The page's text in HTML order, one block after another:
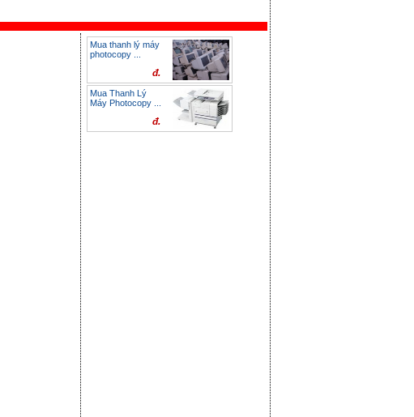
Mua thanh lý máy
photocopy ...
đ.
Mua Thanh Lý
Máy Photocopy ...
đ.